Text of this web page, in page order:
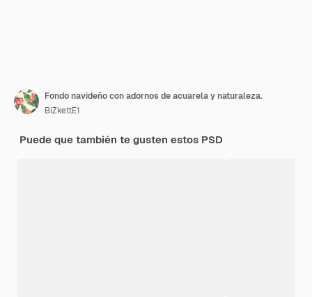
Fondo navideño con adornos de acuarela y naturaleza.
BiZkettE1
Puede que también te gusten estos PSD